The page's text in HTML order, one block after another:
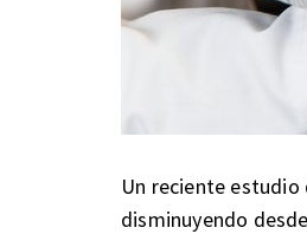
Un reciente
disminuyendo